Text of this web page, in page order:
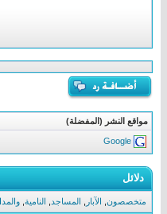
مواقع النشر (المفضلة)
Google
دلائل
متخصصون الآبار المساجد النامية